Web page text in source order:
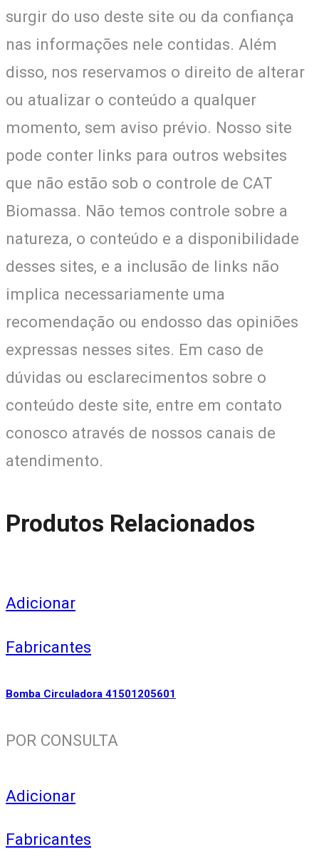
surgir do uso deste site ou da confiança
nas informações nele contidas. Além
disso, nos reservamos o direito de alterar
ou atualizar o conteúdo a qualquer
momento, sem aviso prévio. Nosso site
pode conter links para outros websites
que não estão sob o controle de CAT
Biomassa. Não temos controle sobre a
natureza, o conteúdo e a disponibilidade
desses sites, e a inclusão de links não
implica necessariamente uma
recomendação ou endosso das opiniões
expressas nesses sites. Em caso de
dúvidas ou esclarecimentos sobre o
conteúdo deste site, entre em contato
conosco através de nossos canais de
atendimento.
Produtos Relacionados
Adicionar
Fabricantes
Bomba Circuladora 41501205601
POR CONSULTA
Adicionar
Fabricantes